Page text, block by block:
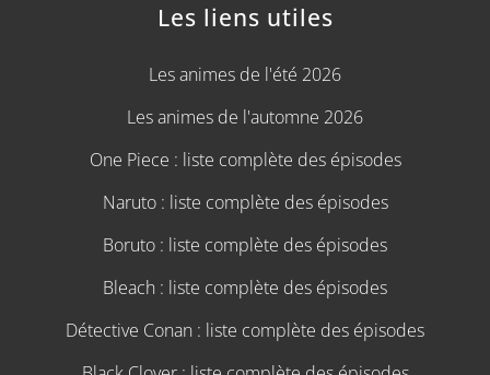
Les liens utiles
Les animes de l'été 2026
Les animes de l'automne 2026
One Piece : liste complète des épisodes
Naruto : liste complète des épisodes
Boruto : liste complète des épisodes
Bleach : liste complète des épisodes
Détective Conan : liste complète des épisodes